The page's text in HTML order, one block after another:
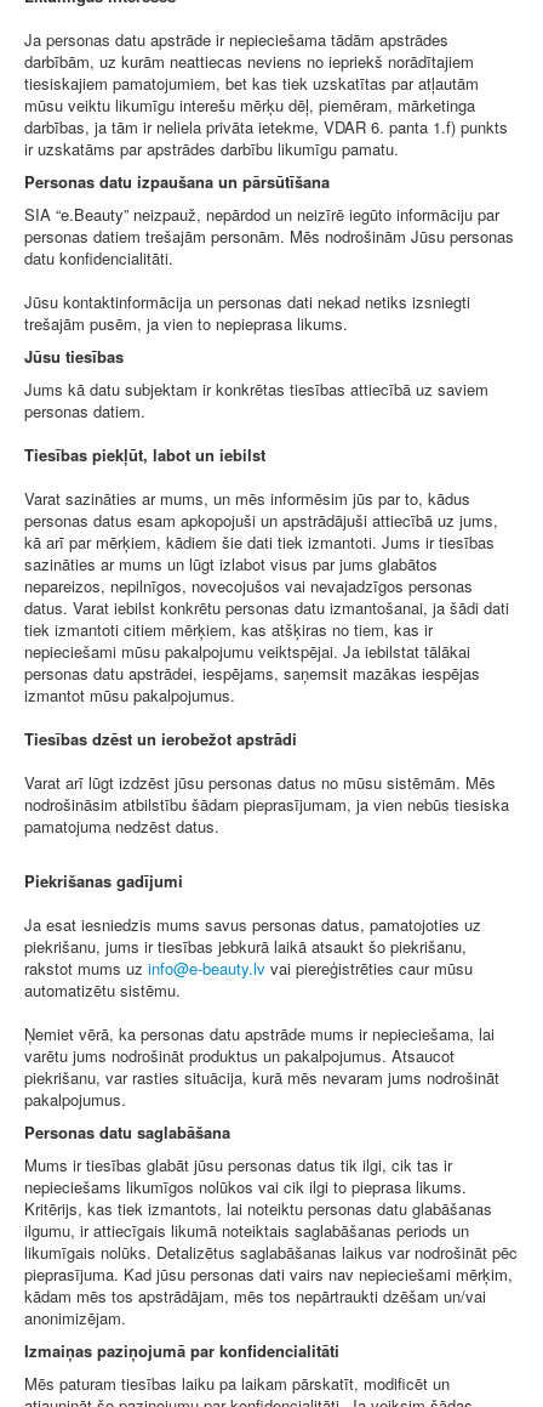
Ja personas datu apstrāde ir nepieciešama tādām apstrādes
darbībām, uz kurām neattiecas neviens no iepriekš norādītajiem
tiesiskajiem pamatojumiem, bet kas tiek uzskatītas par atļautām
mūsu veiktu likumīgu interešu mērķu dēļ, piemēram, mārketinga
darbības, ja tām ir neliela privāta ietekme, VDAR 6. panta 1.f) punkts
ir uzskatāms par apstrādes darbību likumīgu pamatu.
Personas datu izpaušana un pārsūtīšana
SIA “e.Beauty” neizpauž, nepārdod un neizīrē iegūto informāciju par
personas datiem trešajām personām. Mēs nodrošinām Jūsu personas
datu konfidencialitāti.
Jūsu kontaktinformācija un personas dati nekad netiks izsniegti
trešajām pusēm, ja vien to nepieprasa likums.
Jūsu tiesības
Jums kā datu subjektam ir konkrētas tiesības attiecībā uz saviem
personas datiem.
Tiesības piekļūt, labot un iebilst
Varat sazināties ar mums, un mēs informēsim jūs par to, kādus
personas datus esam apkopojuši un apstrādājuši attiecībā uz jums,
kā arī par mērķiem, kādiem šie dati tiek izmantoti. Jums ir tiesības
sazināties ar mums un lūgt izlabot visus par jums glabātos
nepareizos, nepilnīgos, novecojušos vai nevajadzīgos personas
datus. Varat iebilst konkrētu personas datu izmantošanai, ja šādi dati
tiek izmantoti citiem mērķiem, kas atšķiras no tiem, kas ir
nepieciešami mūsu pakalpojumu veiktspējai. Ja iebilstat tālākai
personas datu apstrādei, iespējams, saņemsit mazākas iespējas
izmantot mūsu pakalpojumus.
Tiesības dzēst un ierobežot apstrādi
Varat arī lūgt izdzēst jūsu personas datus no mūsu sistēmām. Mēs
nodrošināsim atbilstību šādam pieprasījumam, ja vien nebūs tiesiska
pamatojuma nedzēst datus.
Piekrišanas gadījumi
Ja esat iesniedzis mums savus personas datus, pamatojoties uz
piekrišanu, jums ir tiesības jebkurā laikā atsaukt šo piekrišanu,
rakstot mums uz
vai piereģistrēties caur mūsu
automatizētu sistēmu.
Ņemiet vērā, ka personas datu apstrāde mums ir nepieciešama, lai
varētu jums nodrošināt produktus un pakalpojumus. Atsaucot
piekrišanu, var rasties situācija, kurā mēs nevaram jums nodrošināt
pakalpojumus.
Personas datu saglabāšana
Mums ir tiesības glabāt jūsu personas datus tik ilgi, cik tas ir
nepieciešams likumīgos nolūkos vai cik ilgi to pieprasa likums.
Kritērijs, kas tiek izmantots, lai noteiktu personas datu glabāšanas
ilgumu, ir attiecīgais likumā noteiktais saglabāšanas periods un
likumīgais nolūks. Detalizētus saglabāšanas laikus var nodrošināt pēc
pieprasījuma. Kad jūsu personas dati vairs nav nepieciešami mērķim,
kādam mēs tos apstrādājam, mēs tos nepārtraukti dzēšam un/vai
anonimizējam.
Izmaiņas paziņojumā par konfidencialitāti
Mēs paturam tiesības laiku pa laikam pārskatīt, modificēt un